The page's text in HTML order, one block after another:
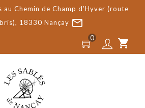
au Chemin de Champ d’Hyver (route
18330 Nançay mail_outline
0 shopping_cart